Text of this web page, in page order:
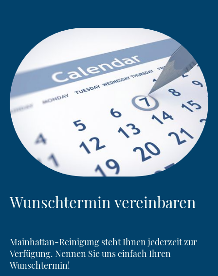
Wunschtermin vereinbaren
Mainhattan-Reinigung steht Ihnen jederzeit zur
Verfügung. Nennen Sie uns einfach Ihren
Wunschtermin!